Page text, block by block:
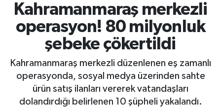
Kahramanmaraş merkezli
operasyon! 80 milyonluk
şebeke çökertildi
Kahramanmaraş merkezli düzenlenen eş zamanlı
operasyonda, sosyal medya üzerinden sahte
ürün satış ilanları vererek vatandaşları
dolandırdığı belirlenen 10 şüpheli yakalandı.
SPOR
SİYASET
EKONOMİ
GÜNDEM
Kahramanmaraş Trafik Yoğunluk Haritası
Süper Lig Puan Durumu ve Fikstür
Tüm Manşetler
Son Dakika Haberleri